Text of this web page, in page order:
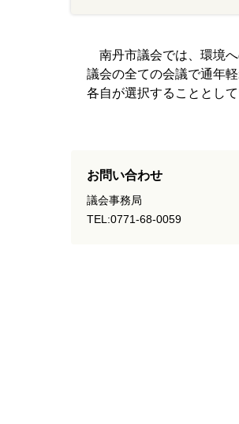
南丹市議会では、環境へ
議会の全ての会議で通年
各自が選択することとして
お問い合わせ
議会事務局
TEL:0771-68-0059